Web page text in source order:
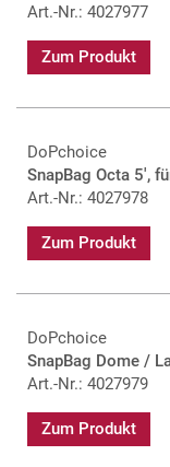
Art.-Nr.: 4027977
Zum Produkt
DoPchoice
SnapBag Octa 5',
Art.-Nr.: 4027978
Zum Produkt
DoPchoice
SnapBag Dome /
Art.-Nr.: 4027979
Zum Produkt